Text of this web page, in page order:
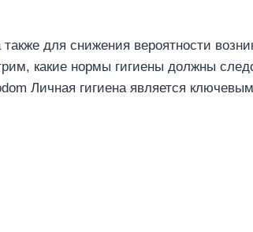
для снижения вероятности
какие нормы гигиены должны
Личная гигиена является